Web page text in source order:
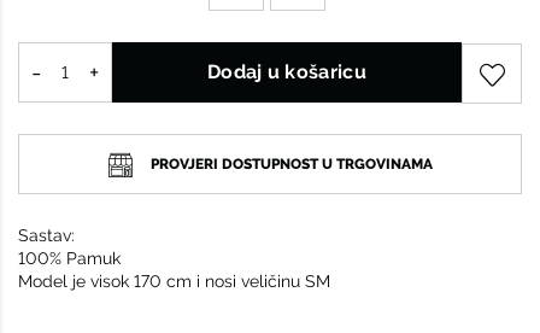
Dodaj u košaricu
PROVJERI DOSTUPNOST U TRGOVINAMA
Sastav:
100% Pamuk
Model je visok 170 cm i nosi veličinu SM